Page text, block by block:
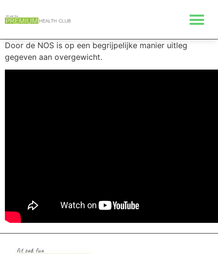
Door de NOS is op een begrijpelijke manier uitleg
gegeven aan overgewicht.